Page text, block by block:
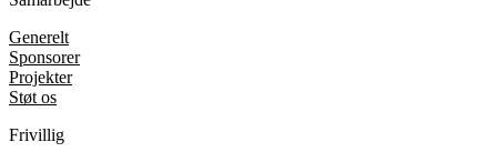
Generelt
Sponsorer
Projekter
Støt os
Frivillig